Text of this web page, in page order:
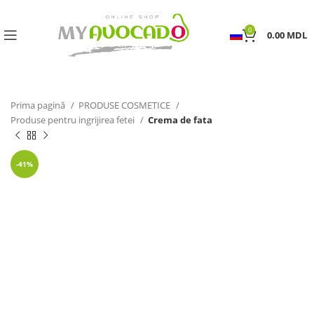
0 0.00 MDL
Prima pagină
PRODUSE COSMETICE
Produse pentru ingrijirea fetei
Crema de fata
-41%